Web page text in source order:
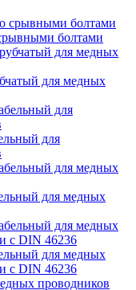
болтами
для медных
для
для медных
для медных
с DIN 46236